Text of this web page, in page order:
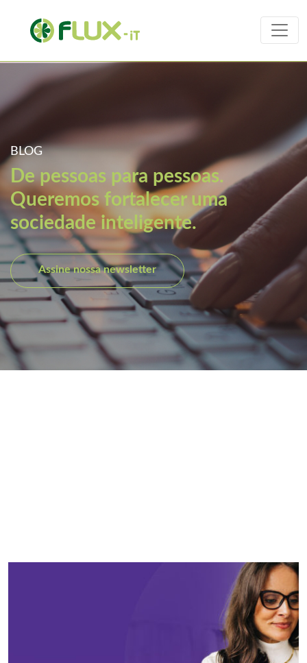
BLOG
De pessoas para pessoas.
Queremos fortalecer uma
sociedade inteligente.
Assine nossa newsletter